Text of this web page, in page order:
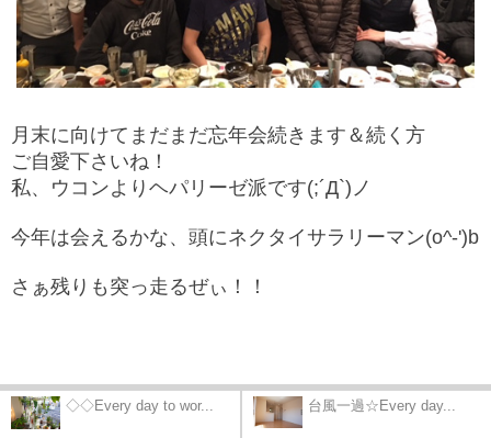
月末に向けてまだまだ忘年会続きます＆続く方
ご自愛下さいね！
私、ウコンよりヘパリーゼ派です(;´Д`)ノ
今年は会えるかな、頭にネクタイサラリーマン(o^-')b
さぁ残りも突っ走るぜぃ！！
◇◇Every day to wor... 台風一過☆Every day...